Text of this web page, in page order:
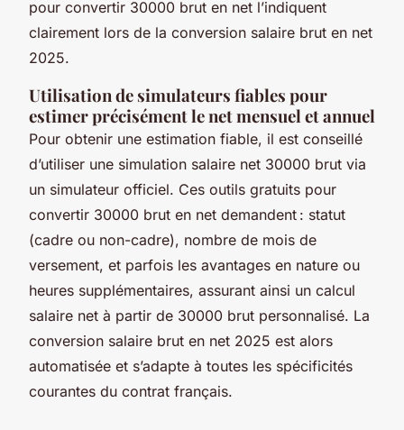
pour convertir 30000 brut en net l’indiquent
clairement lors de la conversion salaire brut en net
2025.
Utilisation de simulateurs fiables pour
estimer précisément le net mensuel et annuel
Pour obtenir une estimation fiable, il est conseillé
d’utiliser une simulation salaire net 30000 brut via
un simulateur officiel. Ces outils gratuits pour
convertir 30000 brut en net demandent : statut
(cadre ou non-cadre), nombre de mois de
versement, et parfois les avantages en nature ou
heures supplémentaires, assurant ainsi un calcul
salaire net à partir de 30000 brut personnalisé. La
conversion salaire brut en net 2025 est alors
automatisée et s’adapte à toutes les spécificités
courantes du contrat français.